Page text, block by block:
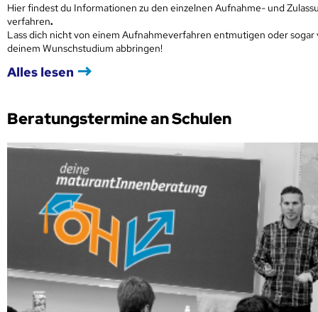
Hier findest du Informationen zu den einzelnen Aufnahme- und
verfahren.
Lass dich nicht von einem Aufnahmeverfahren entmutigen oder sogar
deinem Wunschstudium abbringen!
Alles lesen
Beratungstermine an Schulen